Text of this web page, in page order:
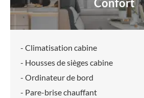
Confort
- Climatisation cabine
- Housses de sièges cabine
- Ordinateur de bord
- Pare-brise chauffant